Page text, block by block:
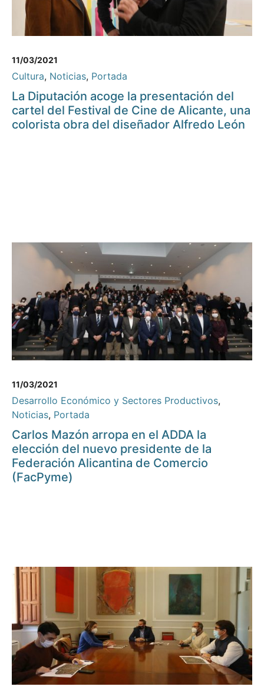
11/03/2021
Cultura, Noticias, Portada
La Diputación acoge la presentación del
cartel del Festival de Cine de Alicante, una
colorista obra del diseñador Alfredo León
11/03/2021
Desarrollo Económico y Sectores Productivos,
Noticias, Portada
Carlos Mazón arropa en el ADDA la
elección del nuevo presidente de la
Federación Alicantina de Comercio
(FacPyme)